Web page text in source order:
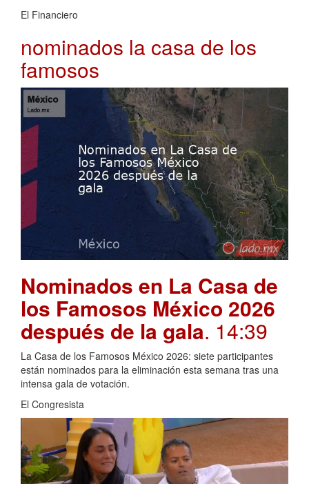
El Financiero
nominados la casa de los
famosos
Nominados en La Casa de
los Famosos México 2026
después de la gala. 14:39
La Casa de los Famosos México 2026: siete participantes
están nominados para la eliminación esta semana tras una
intensa gala de votación.
El Congresista